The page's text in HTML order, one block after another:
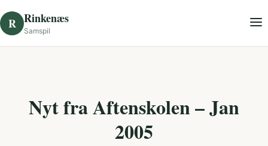
R Rinkenæs
Samspil
Nyt fra Aftenskolen – Jan
2005